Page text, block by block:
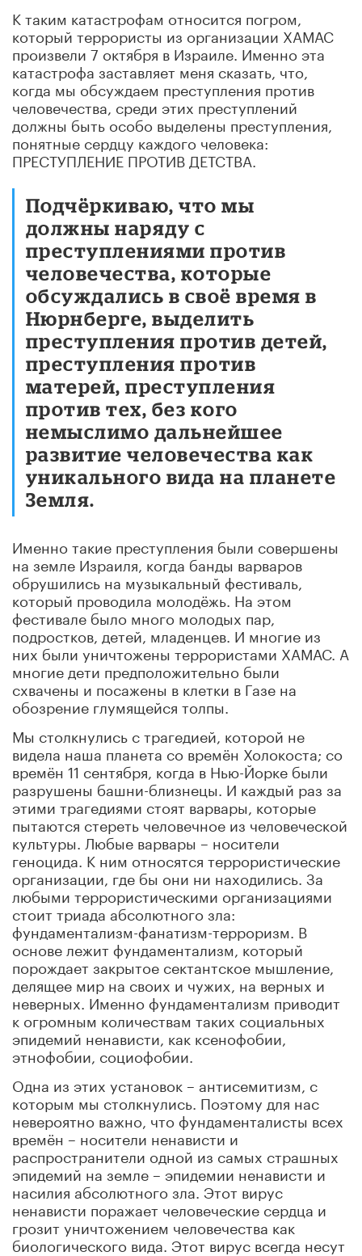
К таким катастрофам относится погром,
который террористы из организации ХАМАС
произвели 7 октября в Израиле. Именно эта
катастрофа заставляет меня сказать, что,
когда мы обсуждаем преступления против
человечества, среди этих преступлений
должны быть особо выделены преступления,
понятные сердцу каждого человека:
ПРЕСТУПЛЕНИЕ ПРОТИВ ДЕТСТВА.
Подчёркиваю, что мы
должны наряду с
преступлениями против
человечества, которые
обсуждались в своё время в
Нюрнберге, выделить
преступления против детей,
преступления против
матерей, преступления
против тех, без кого
немыслимо дальнейшее
развитие человечества как
уникального вида на планете
Земля.
Именно такие преступления были совершены
на земле Израиля, когда банды варваров
обрушились на музыкальный фестиваль,
который проводила молодёжь. На этом
фестивале было много молодых пар,
подростков, детей, младенцев. И многие из
них были уничтожены террористами ХАМАС. А
многие дети предположительно были
схвачены и посажены в клетки в Газе на
обозрение глумящейся толпы.
Мы столкнулись с трагедией, которой не
видела наша планета со времён Холокоста; со
времён 11 сентября, когда в Нью-Йорке были
разрушены башни-близнецы. И каждый раз за
этими трагедиями стоят варвары, которые
пытаются стереть человечное из человеческой
культуры. Любые варвары – носители
геноцида. К ним относятся террористические
организации, где бы они ни находились. За
любыми террористическими организациями
стоит триада абсолютного зла:
фундаментализм-фанатизм-терроризм. В
основе лежит фундаментализм, который
порождает закрытое сектантское мышление,
делящее мир на своих и чужих, на верных и
неверных. Именно фундаментализм приводит
к огромным количествам таких социальных
эпидемий ненависти, как ксенофобии,
этнофобии, социофобии.
Одна из этих установок – антисемитизм, с
которым мы столкнулись. Поэтому для нас
невероятно важно, что фундаменталисты всех
времён – носители ненависти и
распространители одной из самых страшных
эпидемий на земле – эпидемии ненависти и
насилия абсолютного зла. Этот вирус
ненависти поражает человеческие сердца и
грозит уничтожением человечества как
биологического вида. Этот вирус всегда несут